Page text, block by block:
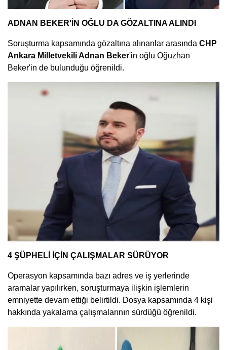
ADNAN BEKER'İN OĞLU DA GÖZALTINA ALINDI
Soruşturma kapsamında gözaltına alınanlar arasında CHP
Ankara Milletvekili Adnan Beker'in oğlu Oğuzhan
Beker'in de bulunduğu öğrenildi.
4 ŞÜPHELİ İÇİN ÇALIŞMALAR SÜRÜYOR
Operasyon kapsamında bazı adres ve iş yerlerinde
aramalar yapılırken, soruşturmaya ilişkin işlemlerin
emniyette devam ettiği belirtildi. Dosya kapsamında 4 kişi
hakkında yakalama çalışmalarının sürdüğü öğrenildi.